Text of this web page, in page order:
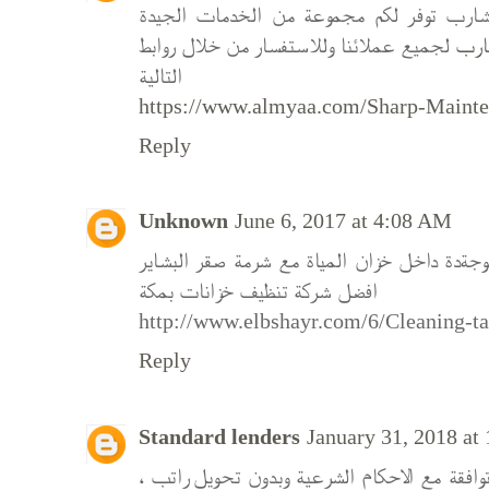
توفر لكم مجموعة من الخدمات الجيدة
لجميع عملائنا وللاستفسار من خلال روابط
التالية
https://www.almyaa.com/Sharp-
Reply
Unknown June 6, 2017 at 4:08 AM
داخل خزان المياة مع شرمة صقر البشاير
افضل شركة تنظيف خزانات بمكة
http://www.elbshayr.com/6/Cleaning-
Reply
Standard lenders January 31, 2018 at
مع الاحكام الشرعية وبدون تحويل راتب ،